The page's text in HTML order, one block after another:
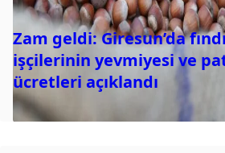
Zam geldi: Giresun’da
işçilerinin yevmiyesi ve
ücretleri açıklandı